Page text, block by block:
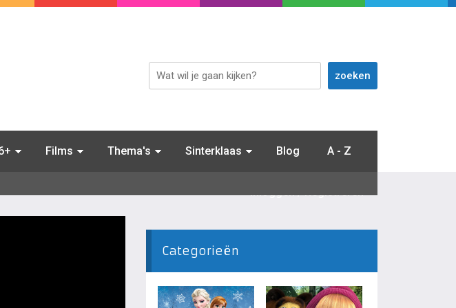
Films Thema's Sinterklaas Blog A - Z
Inloggen / Registreren
Categorieën